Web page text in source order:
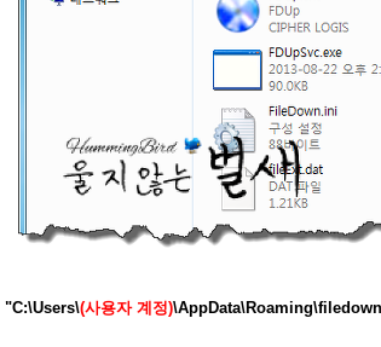
"C:\Users\(사용자 계정)